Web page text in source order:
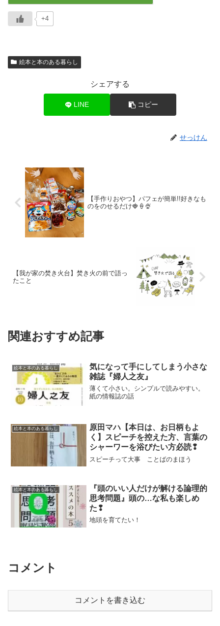
+4
絵本と本のある暮らし
シェアする
LINE コピー
せっけん
【手作りおやつ】パフェが簡単!!好きなも
のをのせるだけ🍓🍦🍨
【我が家の焚き火台】焚き火の前で語っ
たこと
関連おすすめ記事
絵本と本のある暮らし
気になって手にしてしまう小さな
雑誌『婦人之友』
薄くて小さい。シンプルで読みやすい。
紙の情報誌の話
絵本と本のある暮らし
原田マハ【本日は、お日柄もよ
く】スピーチを控えた方、言葉の
シャーワーを浴びたい方必読❢
スピーチって大事 ことばのまほう
絵本と本のある暮らし
『頭のいい人だけが解ける論理的
思考問題』頭の…な私も楽しめ
た❢
地頭を育てたい！
コメント
コメントを書き込む